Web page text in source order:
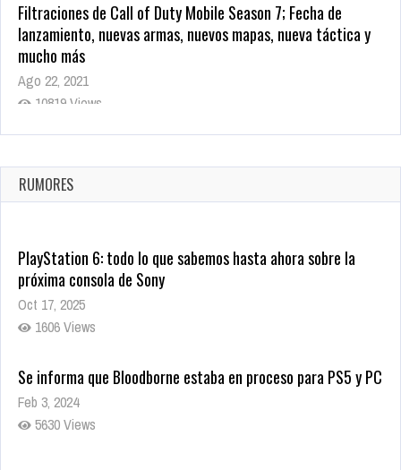
Filtraciones de Call of Duty Mobile Season 7; Fecha de
lanzamiento, nuevas armas, nuevos mapas, nueva táctica y
mucho más
Ago 22, 2021
10819 Views
La configuración de Call of Duty 2021 aparentemente ya fue
Ago 8, 2021
10004 Views
RUMORES
PlayStation 6: todo lo que sabemos hasta ahora sobre la
próxima consola de Sony
Oct 17, 2025
1606 Views
Se informa que Bloodborne estaba en proceso para PS5 y PC
Feb 3, 2024
5630 Views